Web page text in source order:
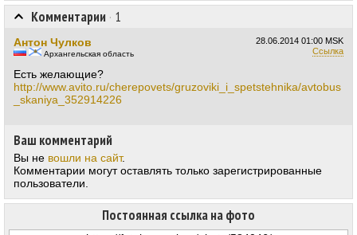
Постоянная ссылка на фото
Комментарии · 1
28.06.2014 01:00 MSK
Ссылка
Антон Чулков
Архангельская область
Есть желающие?
http://www.avito.ru/cherepovets/gruzoviki_i_spetstehnika/avtobus
_skaniya_352914226
Ваш комментарий
Вы не вошли на сайт.
Комментарии могут оставлять только зарегистрированные
пользователи.